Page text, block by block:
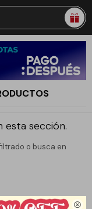

esta sección.
o busca en